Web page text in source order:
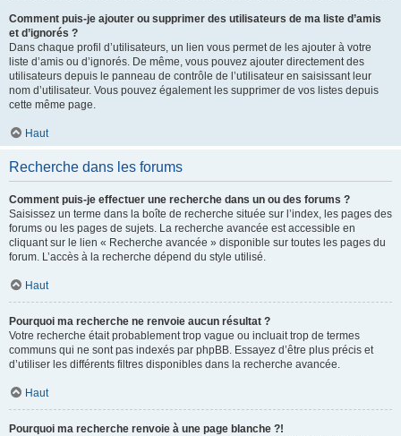
Comment puis-je ajouter ou supprimer des utilisateurs de ma liste d’amis
et d’ignorés ?
Dans chaque profil d’utilisateurs, un lien vous permet de les ajouter à votre
liste d’amis ou d’ignorés. De même, vous pouvez ajouter directement des
utilisateurs depuis le panneau de contrôle de l’utilisateur en saisissant leur
nom d’utilisateur. Vous pouvez également les supprimer de vos listes depuis
cette même page.
Haut
Recherche dans les forums
Comment puis-je effectuer une recherche dans un ou des forums ?
Saisissez un terme dans la boîte de recherche située sur l’index, les pages des
forums ou les pages de sujets. La recherche avancée est accessible en
cliquant sur le lien « Recherche avancée » disponible sur toutes les pages du
forum. L’accès à la recherche dépend du style utilisé.
Haut
Pourquoi ma recherche ne renvoie aucun résultat ?
Votre recherche était probablement trop vague ou incluait trop de termes
communs qui ne sont pas indexés par phpBB. Essayez d’être plus précis et
d’utiliser les différents filtres disponibles dans la recherche avancée.
Haut
Pourquoi ma recherche renvoie à une page blanche ?!